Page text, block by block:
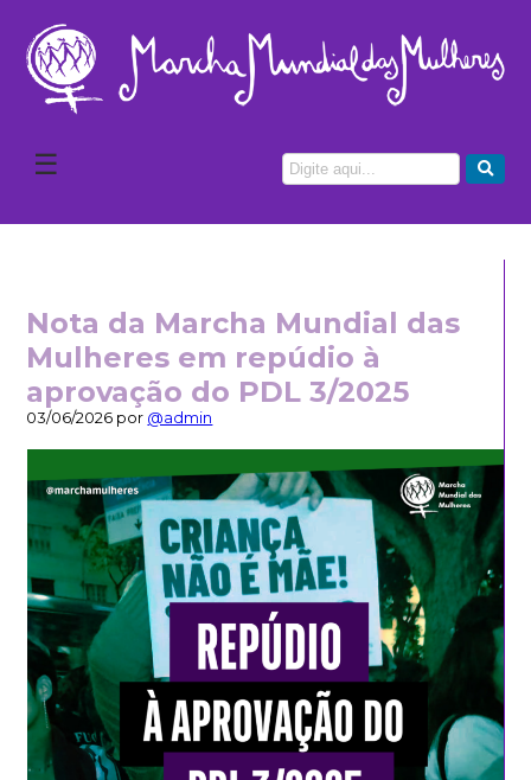
☰
Nota da Marcha Mundial das
Mulheres em repúdio à
aprovação do PDL 3/2025
03/06/2026 por @admin